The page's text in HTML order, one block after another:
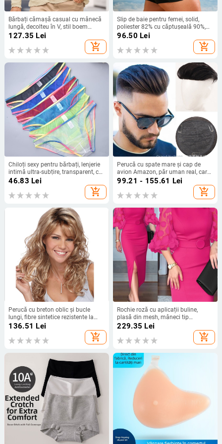
Bărbați cămașă casual cu mânecă
lungă, decolteu în V, stil boem
renascentist, patru anotimpuri,
127.35 Lei
add_shopping_cart
Slip de baie pentru femei, solid,
poliester 82% cu căptușeală 90%,
pentru adulți
96.50 Lei
add_shopping_cart
Chiloți sexy pentru bărbați, lenjerie
intimă ultra-subțire, transparent, cu
margini curcubeu, plasă sexy,
lenjerie intimă pentru bărbați B903
46.83 Lei
add_shopping_cart
Perucă cu spate mare și cap de
avion Amazon, păr uman real, care
acoperă capul chel, perucă
respirabilă și confortabilă pentru
bărbați, pentru recreere, pentru
99.21 - 155.61 Lei
add_shopping_cart
Perucă cu breton oblic și bucle
lungi, fibre sintetice rezistente la
temperatură, stil vedetă
136.51 Lei
add_shopping_cart
Rochie roză cu aplicații buline,
plasă din mesh, mâneci tip
lanternă, talie accentuată, croială
229.35 Lei
add_shopping_cart